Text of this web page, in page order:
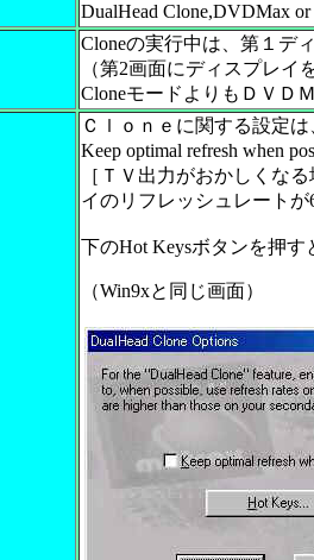
DualHead Clone,DVDMax
Cloneの実行中は、第１デ
（第2画面にディスプレイ
CloneモードよりもＤＶＤ
Ｃｌｏｎｅに関する設定は
Keep optimal refresh when
［ＴＶ出力がおかしくな
イのリフレッシュレートが
下のHot Keysボタンを押す
（Win9xと同じ画面）